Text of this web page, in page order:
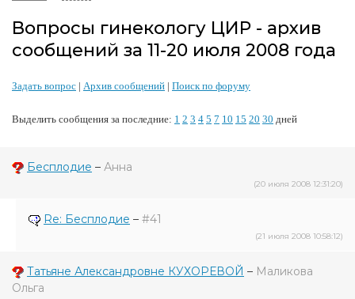
Вопросы гинекологу ЦИР - архив
сообщений за 11-20 июля 2008 года
Задать вопрос | Архив сообщений | Поиск по форуму
Выделить сообщения за последние: 1 2 3 4 5 7 10 15 20 30 дней
Бесплодие – Анна
(20 июля 2008 12:31:20)
Re: Бесплодие – #41
(21 июля 2008 10:58:12)
Татьяне Александровне КУХОРЕВОЙ – Маликова
Ольга